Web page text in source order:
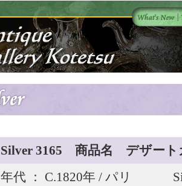
Silver 3165 商品名 デザート
年代 ： C.1820年 / パリ Size